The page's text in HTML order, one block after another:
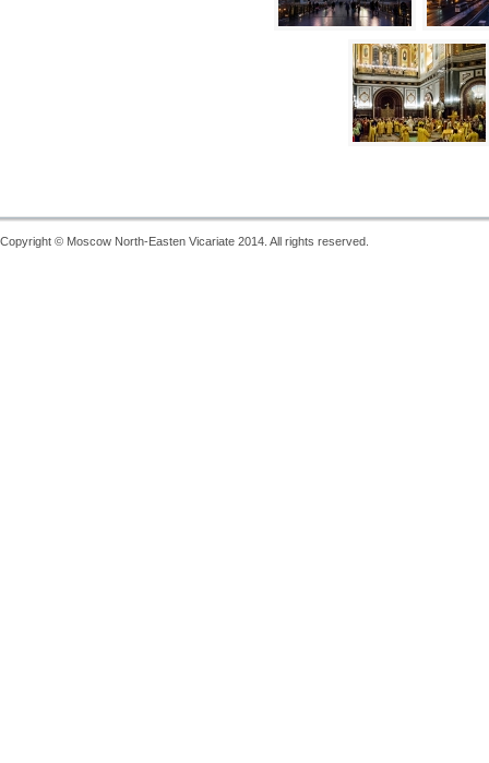
Copyright © Moscow North-Easten Vicariate 2014. All rights reserved.